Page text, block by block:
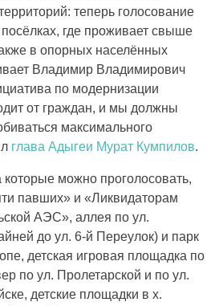
теперь голосование
где проживает свыше
в опорных населённых
Владимир Владимирович
по модернизации
от граждан, и мы должны
максимального
глава Адыгеи Мурат Кумпилов.
можно проголосовать,
павших» и «Ликвидаторам
АЭС», аллея по ул.
до ул. 6-й Переулок) и парк
детская игровая площадка по
по ул. Пролетарской и по ул.
детские площадки в х.